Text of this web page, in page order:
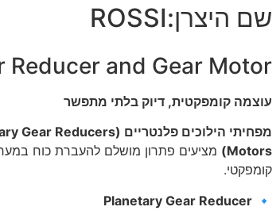
שם היצרן:ROSSI
Reducer and Gear Motor
עוצמה קומפקטית, דיוק בלתי מתפשר
מפחיתי הילוכים פלנטריים (Planetary Gear Reducers)
Motors)
מציעים פתרון מושלם להעברת כוח
קומפקטי.
🔹
Planetary Gear Reducer